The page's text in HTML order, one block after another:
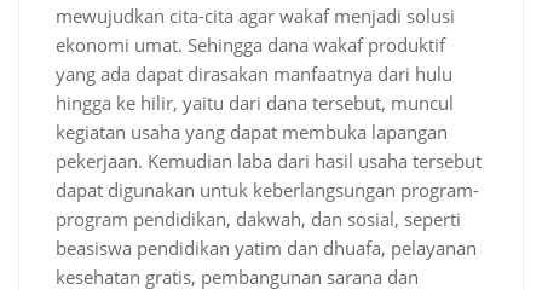
mewujudkan cita-cita agar wakaf menjadi solusi
ekonomi umat. Sehingga dana wakaf produktif
yang ada dapat dirasakan manfaatnya dari hulu
hingga ke hilir, yaitu dari dana tersebut, muncul
kegiatan usaha yang dapat membuka lapangan
pekerjaan. Kemudian laba dari hasil usaha tersebut
dapat digunakan untuk keberlangsungan program-
program pendidikan, dakwah, dan sosial, seperti
beasiswa pendidikan yatim dan dhuafa, pelayanan
kesehatan gratis, pembangunan sarana dan